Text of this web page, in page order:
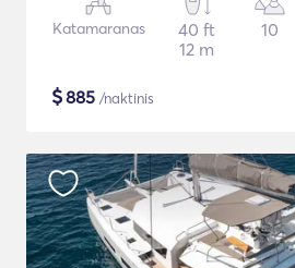
Katamaranas
40 ft
12 m
10
$885 /naktinis